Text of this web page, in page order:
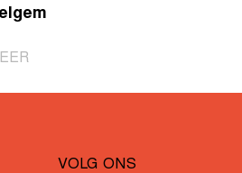
GuideVOLG ONS